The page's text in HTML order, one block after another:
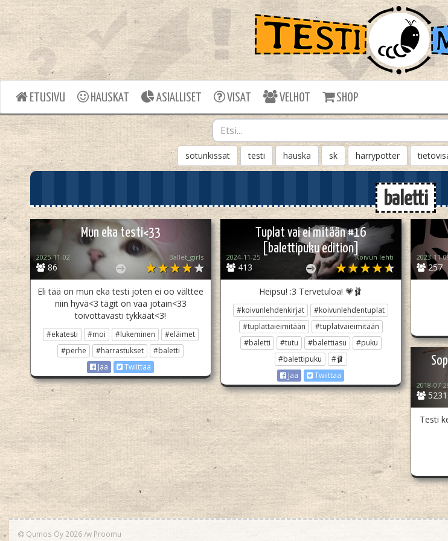
ETUSIVU HAUSKAT ASIALLISET VISAT VELHOT SHOP
soturikissat testi hauska sk harrypotter
baletti
Mun eka testi<33
86
2025-11-02 Ballet_girls
Eli tää on mun eka testi joten ei oo välttee
niin hyvä<3 tägit on vaa jotain<33
toivottavasti tykkäät<3!
#ekatesti #moi #lukeminen
#eläimet
#perhe
#harrastukset
#baletti
Jaa
Twiittaa
Tuplat vai ei mitään #16
[balettipuku edition]
413
2024-11-25 Koivun lehti
Heipsu! :3 Tervetuloa! 💗🩰
#koivunlehdenkirjat
#koivunlehdentuplat
#tuplattaieimitään
#tuplatvaieimitään
#baletti
#tutu #balettiasu
#puku
#balettipuku
#🩰
Jaa
Twiittaa
257
2023-11-
5231
2018-07-
Testi
Qumos Oy 2026/w Proomu